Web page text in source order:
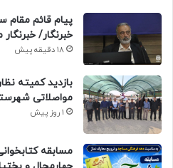
پیام قائم مقام
خبرنگار/
18 دقیقه پیش
بازدید کمیته
مواصلاتی
1 روز پیش
مسابقه